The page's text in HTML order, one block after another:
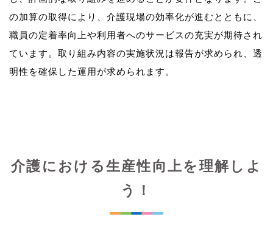
の加算の取得により、介護現場の効率化が進むとともに、
職員の定着率向上や利用者へのサービスの充実が期待され
ています。取り組み内容の実施状況は報告が求められ、透
介護における生産性向上を理解しよ
う！